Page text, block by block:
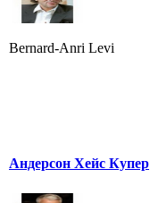
Bernard-Anri Levi
Андерсон Хейс Купер